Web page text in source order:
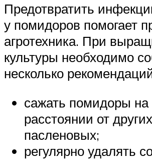
Предотвратить
у помидоров помогает
агротехника. При
культуры необходимо
несколько
сажать помидоры
расстоянии от других
пасленовых;
регулярно удалять